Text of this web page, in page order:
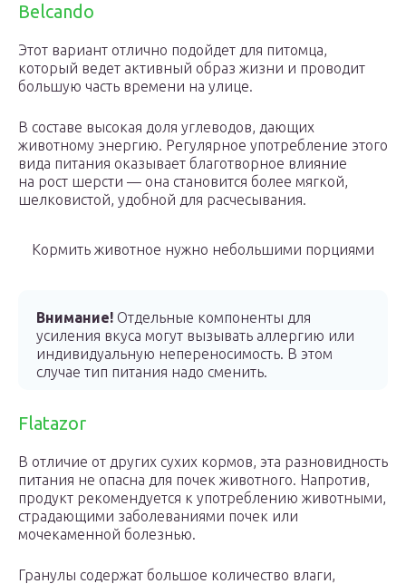
Belcando
Этот вариант отлично подойдет для питомца,
который ведет активный образ жизни и проводит
большую часть времени на улице.
В составе высокая доля углеводов, дающих
животному энергию. Регулярное употребление этого
вида питания оказывает благотворное влияние
на рост шерсти — она становится более мягкой,
шелковистой, удобной для расчесывания.
Кормить животное нужно небольшими порциями
Внимание! Отдельные компоненты для
усиления вкуса могут вызывать аллергию или
индивидуальную непереносимость. В этом
случае тип питания надо сменить.
Flatazor
В отличие от других сухих кормов, эта разновидность
питания не опасна для почек животного. Напротив,
продукт рекомендуется к употреблению животными,
страдающими заболеваниями почек или
мочекаменной болезнью.
Гранулы содержат большое количество влаги,